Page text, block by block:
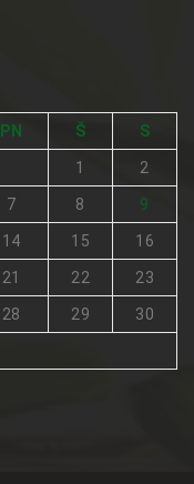
PN Š S
1 2
7 8 9
14 15 16
21 22 23
28 29 30